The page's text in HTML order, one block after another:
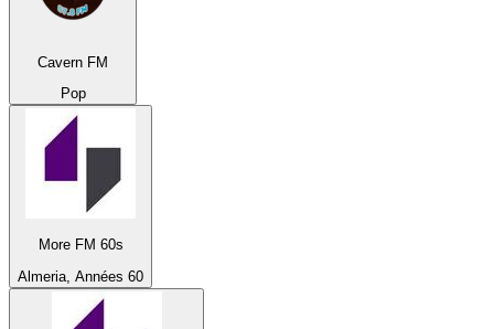
Cavern FM
Pop
More FM 60s
Almeria, Années 60